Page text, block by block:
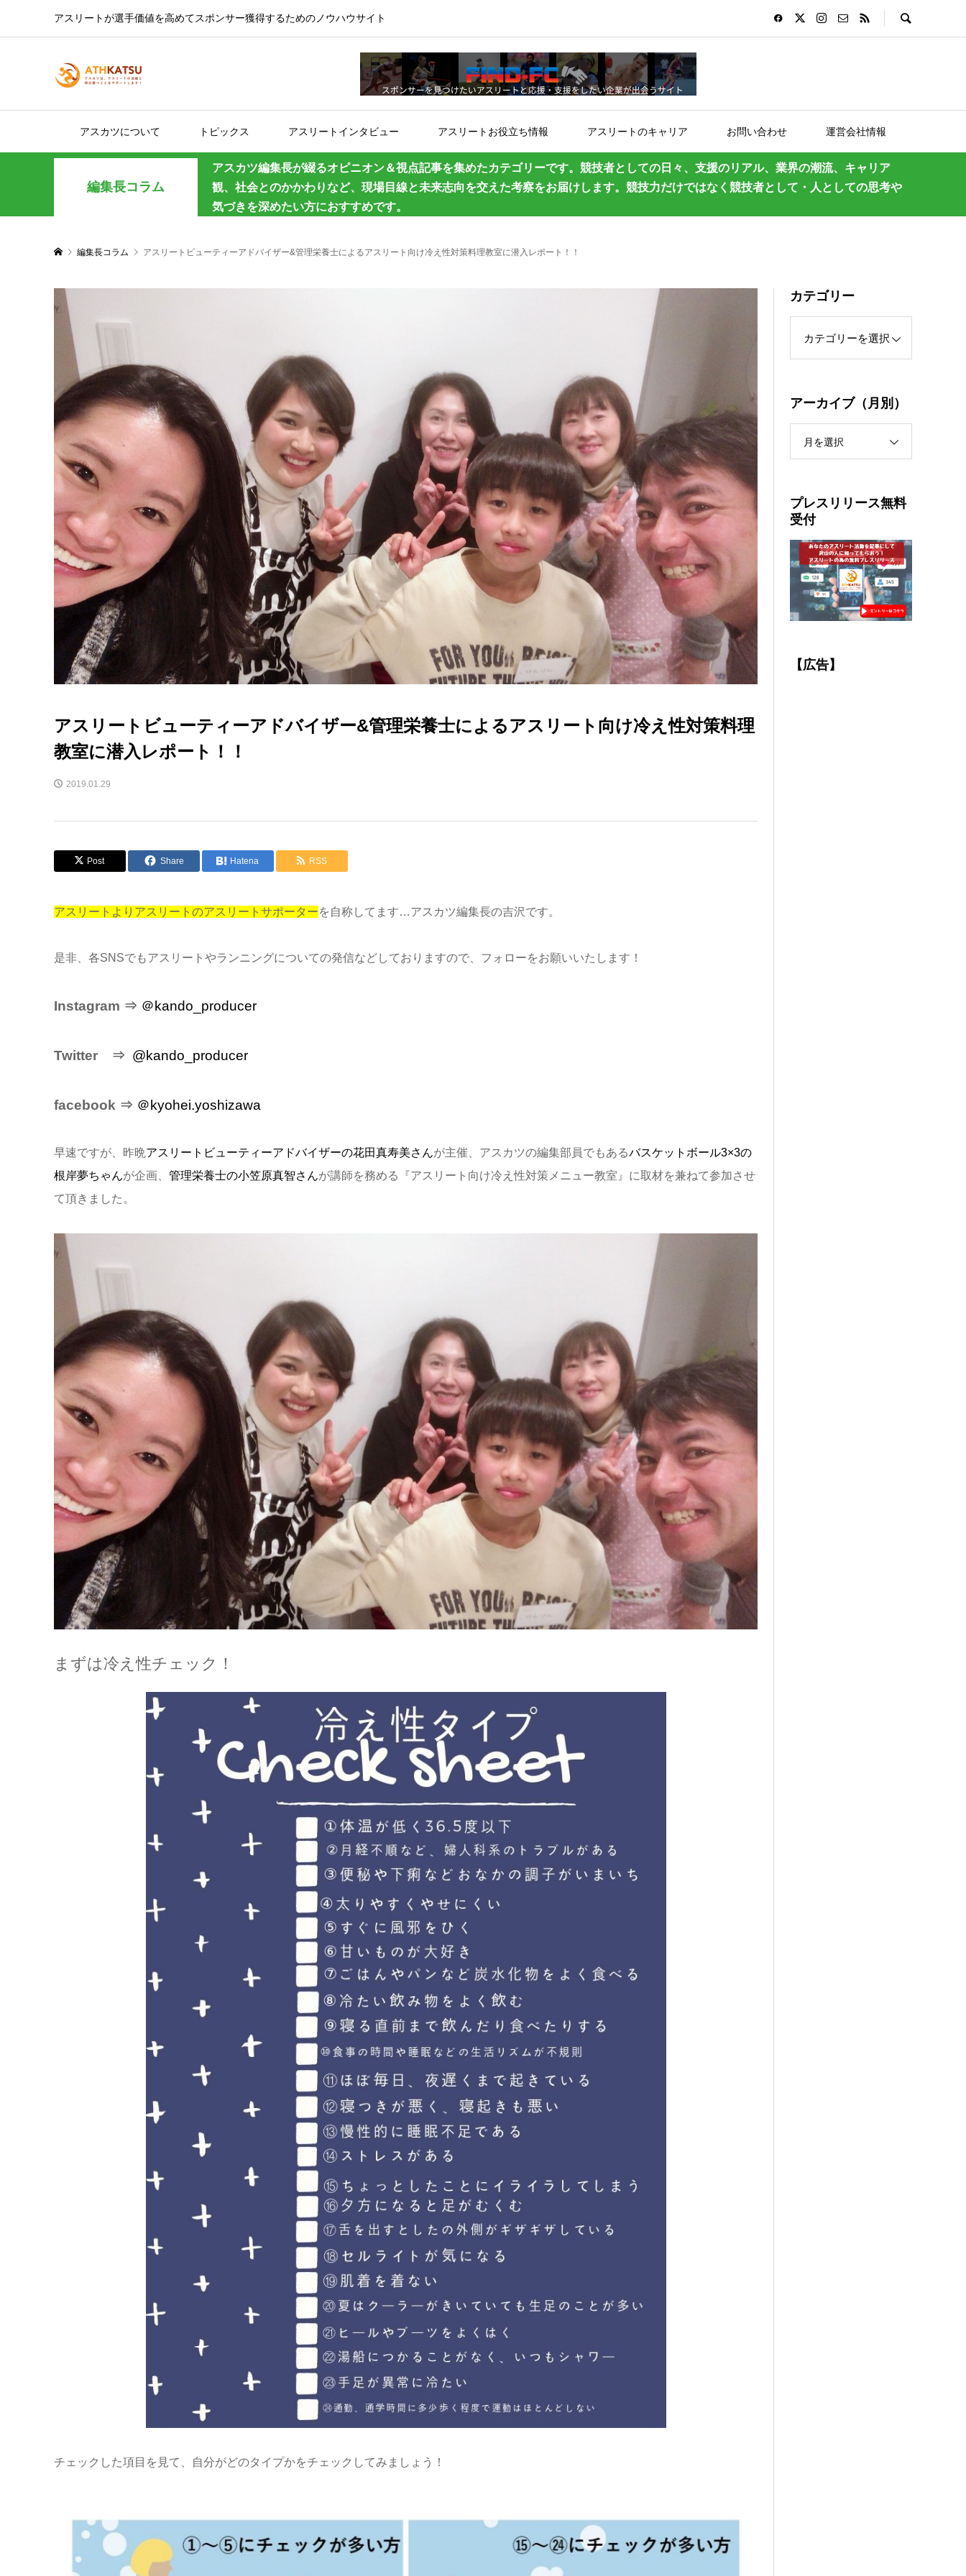
アスリートが選手価値を高めてスポンサー獲得するためのノウハウサイト
アスカツについて トピックス アスリートインタビュー アスリートお役立ち情報 アスリートのキャリア お問い合わせ 運営会社情報
編集長コラム
アスカツ編集長が綴るオピニオン＆視点記事を集めたカテゴリーです。競技者としての日々、支援のリアル、業界の潮流、キャリア
観、社会とのかかわりなど、現場目線と未来志向を交えた考察をお届けします。競技力だけではなく競技者として・人としての思考や
気づきを深めたい方におすすめです。
編集長コラム アスリートビューティーアドバイザー&管理栄養士によるアスリート向け冷え性対策料理教室に潜入レポート！！
アスリートビューティーアドバイザー&管理栄養士によるアスリート向け冷え性対策料理
教室に潜入レポート！！
2019.01.29
Post Share Hatena RSS
アスリートよりアスリートのアスリートサポーターを自称してます…アスカツ編集長の吉沢です。
是非、各SNSでもアスリートやランニングについての発信などしておりますので、フォローをお願いいたします！
Instagram ⇒ ＠kando_producer
Twitter ⇒ @kando_producer
facebook ⇒ ＠kyohei.yoshizawa
早速ですが、昨晩アスリートビューティーアドバイザーの花田真寿美さんが主催、アスカツの編集部員でもあるバスケットボール3×3の
根岸夢ちゃんが企画、 管理栄養士の小笠原真智さんが講師を務める『アスリート向け冷え性対策メニュー教室』に取材を兼ねて参加させ
て頂きました。
まずは冷え性チェック！
チェックした項目を見て、自分がどのタイプかをチェックしてみましょう！
カテゴリー
アーカイブ（月別）
月を選択
プレスリリース無料
受付
【広告】